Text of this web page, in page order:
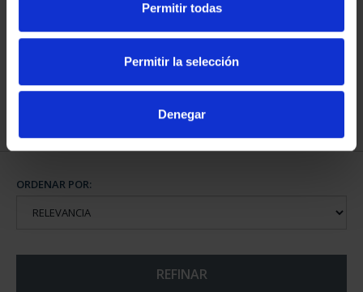
Permitir todas
Permitir la selección
Denegar
PROVINCIA COLECCION
COMPLET...
ORDENAR POR:
REFINAR